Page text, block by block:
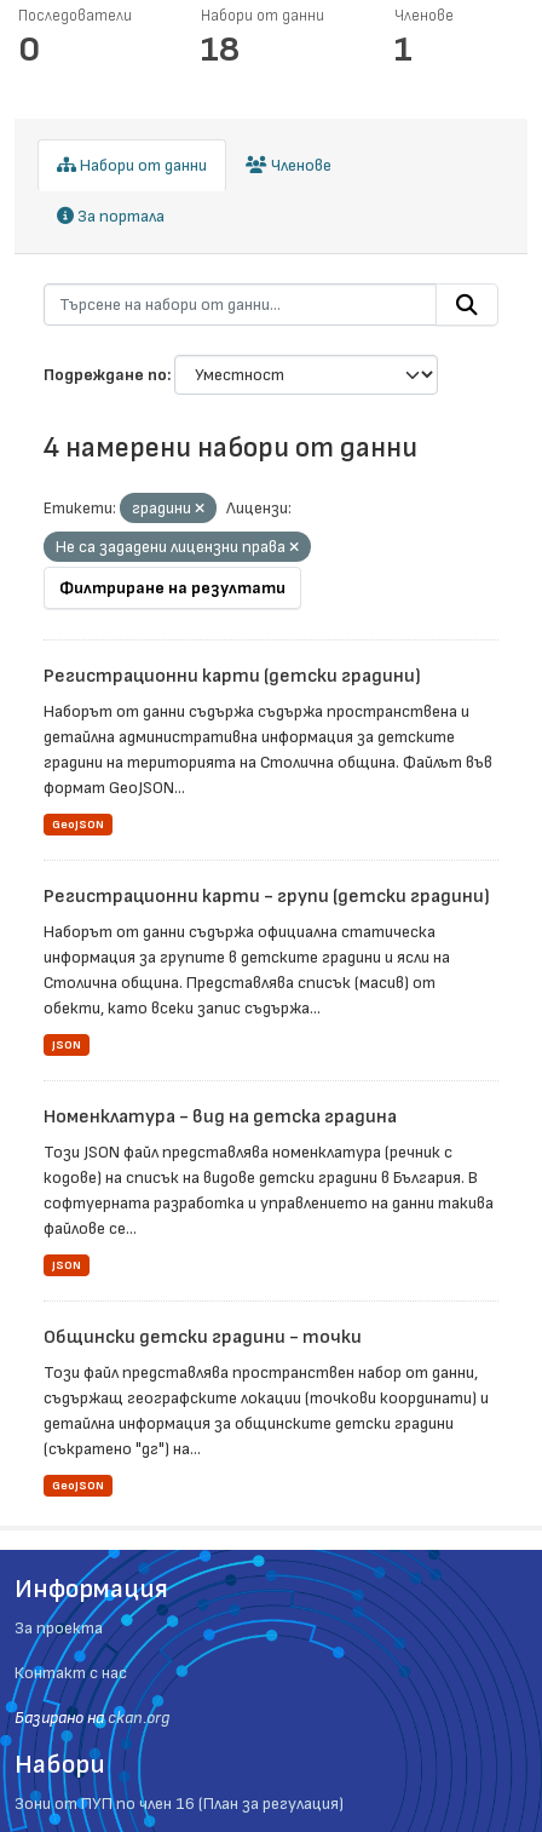
Последователи
0
Набори от данни
18
Членове
1
Набори от данни Членове
За портала
Подреждане по
4 намерени набори от данни
Етикети: градини
Лицензи:
Не са зададени лицензни права
Филтриране на резултати
Регистрационни карти (детски градини)
Наборът от данни съдържа съдържа пространствена и
детайлна административна информация за детските
градини на територията на Столична община. Файлът във
формат GeoJSON...
GeoJSON
Регистрационни карти - групи (детски градини)
Наборът от данни съдържа официална статическа
информация за групите в детските градини и ясли на
Столична община. Представлява списък (масив) от
обекти, като всеки запис съдържа...
JSON
Номенклатура - вид на детска градина
Този JSON файл представлява номенклатура (речник с
кодове) на списък на видове детски градини в България. В
софтуерната разработка и управлението на данни такива
файлове се...
JSON
Общински детски градини - точки
Този файл представлява пространствен набор от данни,
съдържащ географските локации (точкови координати) и
детайлна информация за общинските детски градини
(съкратено "дг") на...
GeoJSON
Информация
За проекта
Контакт с нас
Базиранo наckan.org
Набори
Зони от ПУП по член 16 (План за регулация)